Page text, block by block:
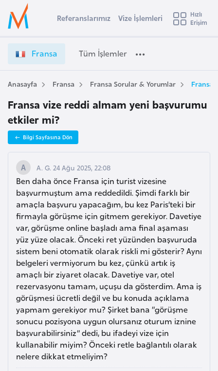
Ülke Seçimi
Başvuru yapmak istediğiniz ülkeyi seçin
Üye
Girişi
r
n
s
a
i
z
e
İ
ş
l
m
l
e
r
i
e
t
Referanslarımız Vize İşlemleri
Hızlı
Erişim
Fransa Tüm İşlemler
Anasayfa Fransa Fransa Sorular & Yorumlar Fransa
Fransa vize reddi almam yeni başvurumu
etkiler mi?
Bilgi Sayfasına Dön
A. G. 24 Ağu 2025, 22:08
Ben daha önce Fransa için turist vizesine
başvurmuştum ama reddedildi. Şimdi farklı bir
amaçla başvuru yapacağım, bu kez Paris’teki bir
firmayla görüşme için gitmem gerekiyor. Davetiye
var, görüşme online başladı ama final aşaması
yüz yüze olacak. Önceki ret yüzünden başvuruda
sistem beni otomatik olarak riskli mi gösterir? Aynı
belgeleri vermiyorum bu kez, çünkü artık iş
amaçlı bir ziyaret olacak. Davetiye var, otel
rezervasyonu tamam, uçuşu da gösterdim. Ama iş
görüşmesi ücretli değil ve bu konuda açıklama
yapmam gerekiyor mu? Şirket bana “görüşme
sonucu pozisyona uygun olursanız oturum iznine
başvurabilirsiniz” dedi, bu ifadeyi vize için
kullanabilir miyim? Önceki retle bağlantılı olarak
nelere dikkat etmeliyim?
s
t
r
a
A
v
u
s
t
u
r
y
a
A
z
e
r
b
a
y
c
n